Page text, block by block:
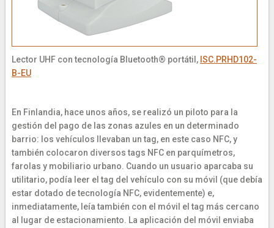
Lector UHF con tecnología Bluetooth® portátil, ISC.PRHD102-
B-EU
En Finlandia, hace unos años, se realizó un piloto para la
gestión del pago de las zonas azules en un determinado
barrio: los vehículos llevaban un tag, en este caso NFC, y
también colocaron diversos tags NFC en parquímetros,
farolas y mobiliario urbano. Cuando un usuario aparcaba su
utilitario, podía leer el tag del vehículo con su móvil (que debía
estar dotado de tecnología NFC, evidentemente) e,
inmediatamente, leía también con el móvil el tag más cercano
al lugar de estacionamiento. La aplicación del móvil enviaba